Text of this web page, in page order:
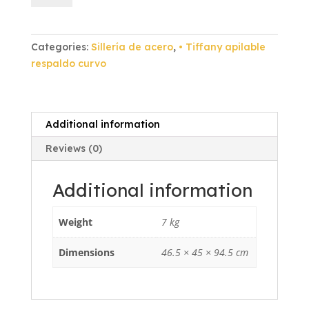
Vinil
Categories: Sillería de acero, • Tiffany apilable
respaldo curvo
Additional information
Reviews (0)
Additional information
Weight 7 kg
Dimensions 46.5 × 45 × 94.5 cm